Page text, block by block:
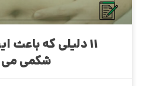
۱۱ دلیلی که باعث
شکمی